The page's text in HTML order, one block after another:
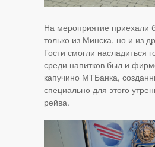
На мероприятие приехали
только из Минска, но и из
Гости смогли насладиться
среди напитков был и
капучино МТБанка,
специально для этого
рейва.